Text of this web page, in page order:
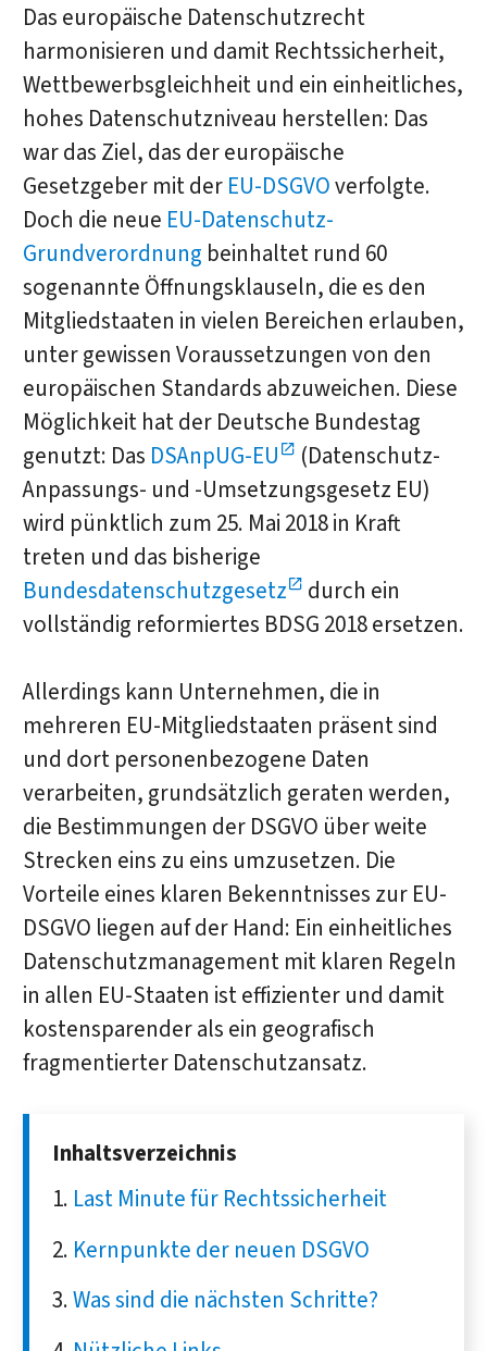
Das europäische Datenschutzrecht
harmonisieren und damit Rechtssicherheit,
Wettbewerbsgleichheit und ein einheitliches,
hohes Datenschutzniveau herstellen: Das
war das Ziel, das der europäische
Gesetzgeber mit der EU-DSGVOverfolgte.
Doch die neue EU-Datenschutz-
Grundverordnung beinhaltet rund 60
sogenannte Öffnungsklauseln, die es den
Mitgliedstaaten in vielen Bereichen erlauben,
unter gewissen Voraussetzungen von den
europäischen Standards abzuweichen. Diese
Möglichkeit hat der Deutsche Bundestag
genutzt: Das DSAnpUG-EU
(Datenschutz-
Anpassungs- und -Umsetzungsgesetz EU)
wird pünktlich zum 25. Mai 2018 in Kraft
treten und das bisherige
Bundesdatenschutzgesetz
durch ein
vollständig reformiertes BDSG 2018 ersetzen.
Allerdings kann Unternehmen, die in
mehreren EU-Mitgliedstaaten präsent sind
und dort personenbezogene Daten
verarbeiten, grundsätzlich geraten werden,
die Bestimmungen der DSGVO über weite
Strecken eins zu eins umzusetzen. Die
Vorteile eines klaren Bekenntnisses zur EU-
DSGVO liegen auf der Hand: Ein einheitliches
Datenschutzmanagement mit klaren Regeln
in allen EU-Staaten ist effizienter und damit
kostensparender als ein geografisch
fragmentierter Datenschutzansatz.
Inhaltsverzeichnis
Last Minute für Rechtssicherheit
Kernpunkte der neuen DSGVO
Was sind die nächsten Schritte?